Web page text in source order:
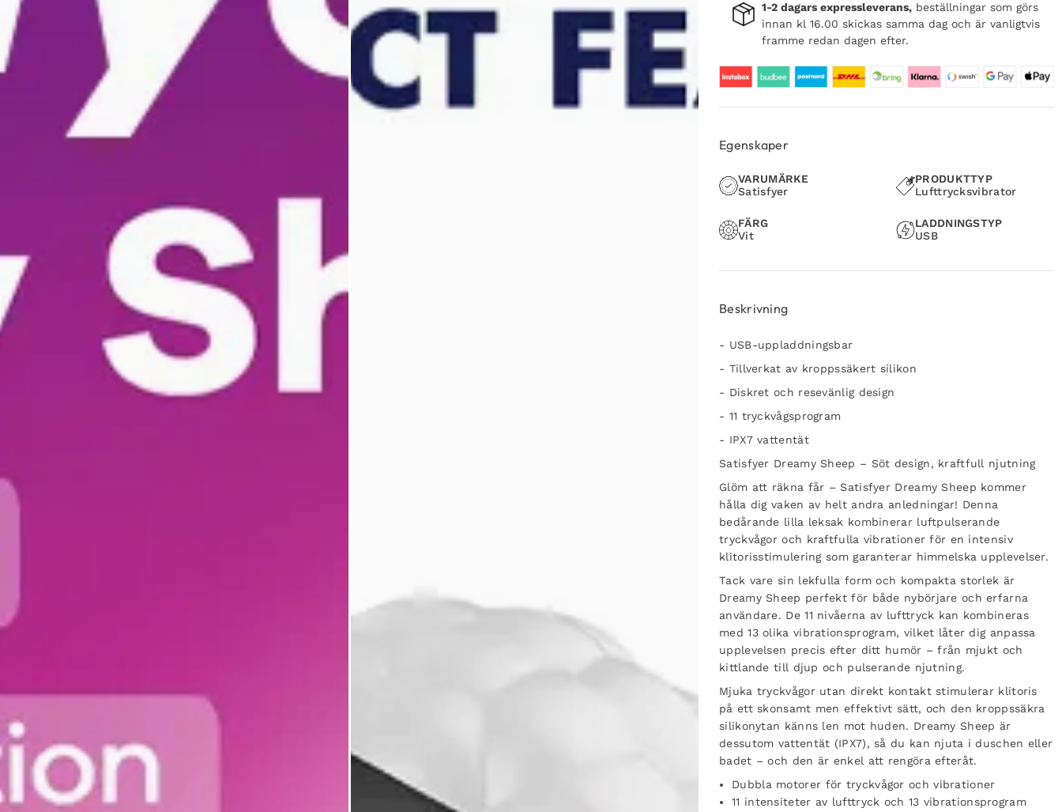
1-2 dagars expressleverans, beställningar som görs
innan kl 16.00 skickas samma dag och är vanligtvis
framme redan dagen efter.
Egenskaper
VARUMÄRKE
Satisfyer
PRODUKTTYP
Lufttrycksvibrator
FÄRG
Vit
LADDNINGSTYP
USB
Beskrivning
- USB-uppladdningsbar
- Tillverkat av kroppssäkert silikon
- Diskret och resevänlig design
- 11 tryckvågsprogram
- IPX7 vattentät
Satisfyer Dreamy Sheep – Söt design, kraftfull njutning
Glöm att räkna får – Satisfyer Dreamy Sheep kommer
hålla dig vaken av helt andra anledningar! Denna
bedårande lilla leksak kombinerar luftpulserande
tryckvågor och kraftfulla vibrationer för en intensiv
klitorisstimulering som garanterar himmelska upplevelser.
Tack vare sin lekfulla form och kompakta storlek är
Dreamy Sheep perfekt för både nybörjare och erfarna
användare. De 11 nivåerna av lufttryck kan kombineras
med 13 olika vibrationsprogram, vilket låter dig anpassa
upplevelsen precis efter ditt humör – från mjukt och
kittlande till djup och pulserande njutning.
Mjuka tryckvågor utan direkt kontakt stimulerar klitoris
på ett skonsamt men effektivt sätt, och den kroppssäkra
silikonytan känns len mot huden. Dreamy Sheep är
dessutom vattentät (IPX7), så du kan njuta i duschen eller
badet – och den är enkel att rengöra efteråt.
Dubbla motorer för tryckvågor och vibrationer
11 intensiteter av lufttryck och 13 vibrationsprogram